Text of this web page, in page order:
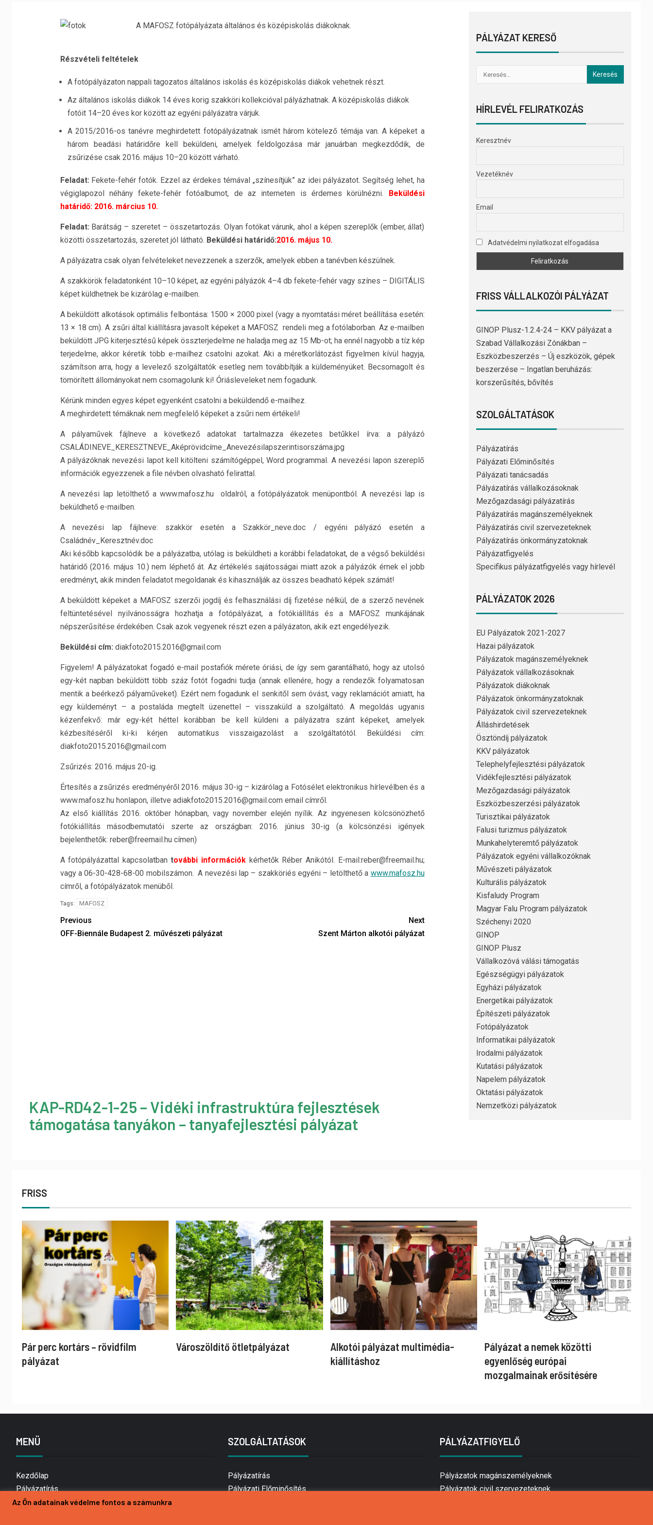
A MAFOSZ fotópályázata általános és középiskolás diákoknak.
Részvételi feltételek
A fotópályázaton nappali tagozatos általános iskolás és középiskolás diákok vehetnek részt.
Az általános iskolás diákok 14 éves korig szakköri kollekcióval pályázhatnak. A középiskolás diákok
fotóit 14–20 éves kor között az egyéni pályázatra várjuk.
A 2015/2016-os tanévre meghirdetett fotópályázatnak ismét három kötelező témája van. A képeket a
három beadási határidőre kell beküldeni, amelyek feldolgozása már januárban megkezdődik, de
zsűrizése csak 2016. május 10–20 között várható.
Feladat: Fekete-fehér fotók. Ezzel az érdekes témával „színesítjük” az idei pályázatot. Segítség lehet, ha
végiglapozol néhány fekete-fehér fotóalbumot, de az interneten is érdemes körülnézni. Beküldési
határidő: 2016. március 10.
Feladat: Barátság – szeretet – összetartozás. Olyan fotókat várunk, ahol a képen szereplők (ember, állat)
közötti összetartozás, szeretet jól látható. Beküldési határidő:2016. május 10.
A pályázatra csak olyan felvételeket nevezzenek a szerzők, amelyek ebben a tanévben készülnek.
A szakkörök feladatonként 10–10 képet, az egyéni pályázók 4–4 db fekete-fehér vagy színes – DIGITÁLIS
képet küldhetnek be kizárólag e-mailben.
A beküldött alkotások optimális felbontása: 1500 × 2000 pixel (vagy a nyomtatási méret beállítása esetén:
13 × 18 cm). A zsűri által kiállításra javasolt képeket a MAFOSZ rendeli meg a fotólaborban. Az e-mailben
beküldött JPG kiterjesztésű képek összterjedelme ne haladja meg az 15 Mb-ot; ha ennél nagyobb a tíz kép
terjedelme, akkor kéretik több e-mailhez csatolni azokat. Aki a méretkorlátozást figyelmen kívül hagyja,
számítson arra, hogy a levelező szolgáltatók esetleg nem továbbítják a küldeményüket. Becsomagolt és
tömörített állományokat nem csomagolunk ki! Óriásleveleket nem fogadunk.
Kérünk minden egyes képet egyenként csatolni a beküldendő e-mailhez.
A meghirdetett témáknak nem megfelelő képeket a zsűri nem értékeli!
A pályaművek fájlneve a következő adatokat tartalmazza ékezetes betűkkel írva: a pályázó
CSALÁDINEVE_KERESZTNEVE_Aképrövidcíme_Anevezésilapszerintisorszáma.jpg
A pályázóknak nevezési lapot kell kitölteni számítógéppel, Word programmal. A nevezési lapon szereplő
információk egyezzenek a file névben olvasható felirattal.
A nevezési lap letölthető a www.mafosz.hu oldalról, a fotópályázatok menüpontból. A nevezési lap is
beküldhető e-mailben.
A nevezési lap fájlneve: szakkör esetén a Szakkör_neve.doc / egyéni pályázó esetén a
Családnév_Keresztnév.doc
Aki később kapcsolódik be a pályázatba, utólag is beküldheti a korábbi feladatokat, de a végső beküldési
határidő (2016. május 10.) nem léphető át. Az értékelés sajátosságai miatt azok a pályázók érnek el jobb
eredményt, akik minden feladatot megoldanak és kihasználják az összes beadható képek számát!
A beküldött képeket a MAFOSZ szerzői jogdíj és felhasználási díj fizetése nélkül, de a szerző nevének
feltüntetésével nyilvánosságra hozhatja a fotópályázat, a fotókiállítás és a MAFOSZ munkájának
népszerűsítése érdekében. Csak azok vegyenek részt ezen a pályázaton, akik ezt engedélyezik.
Beküldési cím: diakfoto2015.2016@gmail.com
Figyelem! A pályázatokat fogadó e-mail postafiók mérete óriási, de így sem garantálható, hogy az utolsó
egy-két napban beküldött több száz fotót fogadni tudja (annak ellenére, hogy a rendezők folyamatosan
mentik a beérkező pályaműveket). Ezért nem fogadunk el senkitől sem óvást, vagy reklamációt amiatt, ha
egy küldeményt – a postaláda megtelt üzenettel – visszaküld a szolgáltató. A megoldás ugyanis
kézenfekvő: már egy-két héttel korábban be kell küldeni a pályázatra szánt képeket, amelyek
kézbesítéséről ki-ki kérjen automatikus visszaigazolást a szolgáltatótól. Beküldési cím:
diakfoto2015.2016@gmail.com
Zsűrizés: 2016. május 20-ig.
Értesítés a zsűrizés eredményéről 2016. május 30-ig – kizárólag a Fotósélet elektronikus hírlevélben és a
www.mafosz.hu honlapon, illetve adiakfoto2015.2016@gmail.com email címről.
Az első kiállítás 2016. október hónapban, vagy november elején nyílik. Az ingyenesen kölcsönözhető
fotókiállítás másodbemutatói szerte az országban: 2016. június 30-ig (a kölcsönzési igények
bejelenthetők: reber@freemail.hu címen)
A fotópályázattal kapcsolatbantovábbi információk kérhetők Réber Anikótól. E-mail:reber@freemail.hu;
vagy a 06-30-428-68-00 mobilszámon. A nevezési lap – szakköriés egyéni – letölthető a www.mafosz.hu
címről, a fotópályázatok menüből.
Tags: MAFOSZ
Previous
OFF-Biennále Budapest 2. művészeti pályázat
Next
Szent Márton alkotói pályázat
KAP-RD42-1-25 – Vidéki infrastruktúra fejlesztések
támogatása tanyákon – tanyafejlesztési pályázat
PÁLYÁZAT KERESŐ
HÍRLEVÉL FELIRATKOZÁS
Keresztnév
Vezetéknév
Email
Adatvédelmi nyilatkozat elfogadása
FRISS VÁLLALKOZÓI PÁLYÁZAT
GINOP Plusz-1.2.4-24 – KKV pályázat a
Szabad Vállalkozási Zónákban –
Eszközbeszerzés – Új eszközök, gépek
beszerzése – Ingatlan beruházás:
korszerűsítés, bővítés
SZOLGÁLTATÁSOK
Pályázatírás
Pályázati Előminősítés
Pályázati tanácsadás
Pályázatírás vállalkozásoknak
Mezőgazdasági pályázatírás
Pályázatírás magánszemélyeknek
Pályázatírás civil szervezeteknek
Pályázatírás önkormányzatoknak
Pályázatfigyelés
Specifikus pályázatfigyelés vagy hírlevél
PÁLYÁZATOK 2026
EU Pályázatok 2021-2027
Hazai pályázatok
Pályázatok magánszemélyeknek
Pályázatok vállalkozásoknak
Pályázatok diákoknak
Pályázatok önkormányzatoknak
Pályázatok civil szervezeteknek
Álláshirdetések
Ösztöndíj pályázatok
KKV pályázatok
Telephelyfejlesztési pályázatok
Vidékfejlesztési pályázatok
Mezőgazdasági pályázatok
Eszközbeszerzési pályázatok
Turisztikai pályázatok
Falusi turizmus pályázatok
Munkahelyteremtő pályázatok
Pályázatok egyéni vállalkozóknak
Művészeti pályázatok
Kulturális pályázatok
Kisfaludy Program
Magyar Falu Program pályázatok
Széchenyi 2020
GINOP
GINOP Plusz
Vállalkozóvá válási támogatás
Egészségügyi pályázatok
Egyházi pályázatok
Energetikai pályázatok
Építészeti pályázatok
Fotópályázatok
Informatikai pályázatok
Irodalmi pályázatok
Kutatási pályázatok
Napelem pályázatok
Oktatási pályázatok
Nemzetközi pályázatok
FRISS
Pár perc kortárs – rövidfilm
pályázat
Városzöldítő ötletpályázat
Alkotói pályázat multimédia-
kiállításhoz
Pályázat a nemek közötti
egyenlőség európai
mozgalmainak erősítésére
MENÜ
Kezdőlap
Pályázatírás
Bemutatkozás
SZOLGÁLTATÁSOK
Pályázatírás
Pályázati Előminősítés
PÁLYÁZATFIGYELŐ
Pályázatok magánszemélyeknek
Pályázatok civil szervezeteknek
Az Ön adatainak védelme fontos a számunkra